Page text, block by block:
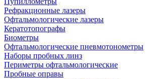
Рефракционные лазеры
Офтальмологические лазеры
Кератотопографы
Биометры
Офтальмологические пневмотонометры
Наборы пробных линз
Периметры офтальмологические
Пробные оправы